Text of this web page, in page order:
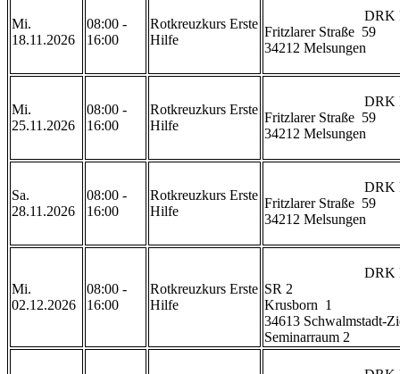
Mi.
18.11.2026
08:00 -
16:00
Rotkreuzkurs Erste
Hilfe
Fritzlarer Straße  59
34212 Melsungen
Mi.
25.11.2026
08:00 -
16:00
Rotkreuzkurs Erste
Hilfe
Fritzlarer Straße  59
34212 Melsungen
Sa.
28.11.2026
08:00 -
16:00
Rotkreuzkurs Erste
Hilfe
Fritzlarer Straße  59
34212 Melsungen
Mi.
02.12.2026
08:00 -
16:00
Rotkreuzkurs Erste
Hilfe
SR 2
Krusborn  1
34613 Schwalmstadt-